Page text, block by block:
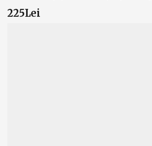
225Lei